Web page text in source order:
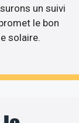
un suivi
le bon
solaire.